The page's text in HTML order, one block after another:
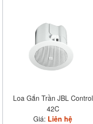
Loa Gắn Trần JBL Control
42C
Giá: Liên hệ